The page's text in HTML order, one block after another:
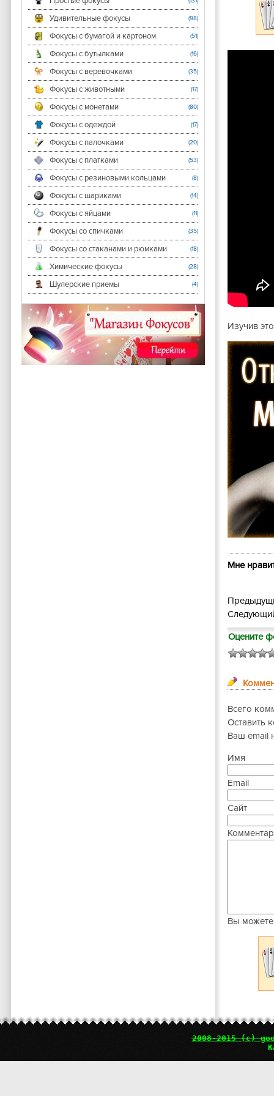
Удивительные фокусы (98)
Фокусы с бумагой и картоном (51)
Фокусы с бутылками (16)
Фокусы с веревочками (35)
Фокусы с животными (17)
Фокусы с монетами (80)
Фокусы с одеждой (17)
Фокусы с палочками (20)
Фокусы с платками (53)
Фокусы с резиновыми кольцами (8)
Фокусы с шариками (14)
Фокусы с яйцами (11)
Фокусы со спичками (35)
Фокусы со стаканами и рюмками (18)
Химические фокусы (28)
Шулерские приемы (4)
Изучив
Мне
Оцените
Всего
Оставить
Ваш email
Имя
Email
Сайт
Вы
2008-2015 (c)